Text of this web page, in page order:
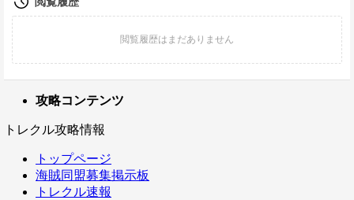
攻略コンテンツ
トレクル攻略情報
トップページ
海賊同盟募集掲示板
トレクル速報